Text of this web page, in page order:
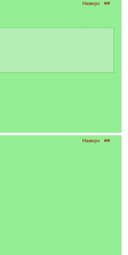
Наверх ##
Наверх ##